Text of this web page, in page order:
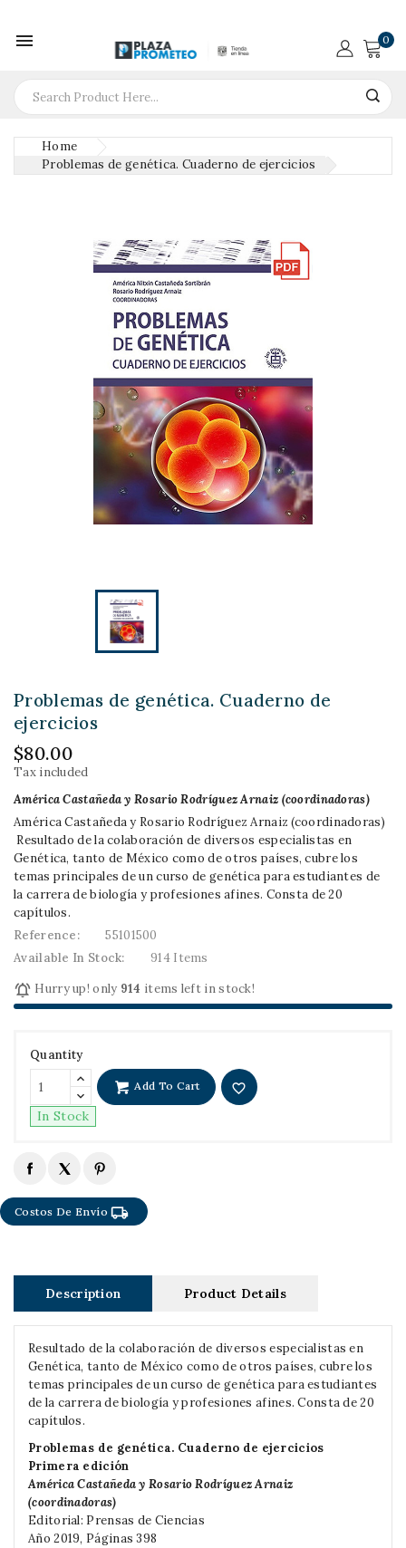
 0
Home
Problemas de genética. Cuaderno de ejercicios
Problemas de genética. Cuaderno de
ejercicios
$80.00
Tax included
América Castañeda y Rosario Rodríguez Arnaiz (coordinadoras)
América Castañeda y Rosario Rodríguez Arnaiz (coordinadoras)
Resultado de la colaboración de diversos especialistas en
Genética, tanto de México como de otros países, cubre los
temas principales de un curso de genética para estudiantes de
la carrera de biología y profesiones afines. Consta de 20
capítulos.
Reference:
55101500
Available In Stock:
914 Items
 Hurry up! only 914 items left in stock!
Quantity
Add To Cart favorite_border
In Stock
Costos De Envíolocal_shipping
Description Product Details
Resultado de la colaboración de diversos especialistas en
Genética, tanto de México como de otros países, cubre los
temas principales de un curso de genética para estudiantes
de la carrera de biología y profesiones afines. Consta de 20
capítulos.
Problemas de genética. Cuaderno de ejercicios
Primera edición
América Castañeda y Rosario Rodríguez Arnaiz
(coordinadoras)
Editorial: Prensas de Ciencias
Año 2019, Páginas 398